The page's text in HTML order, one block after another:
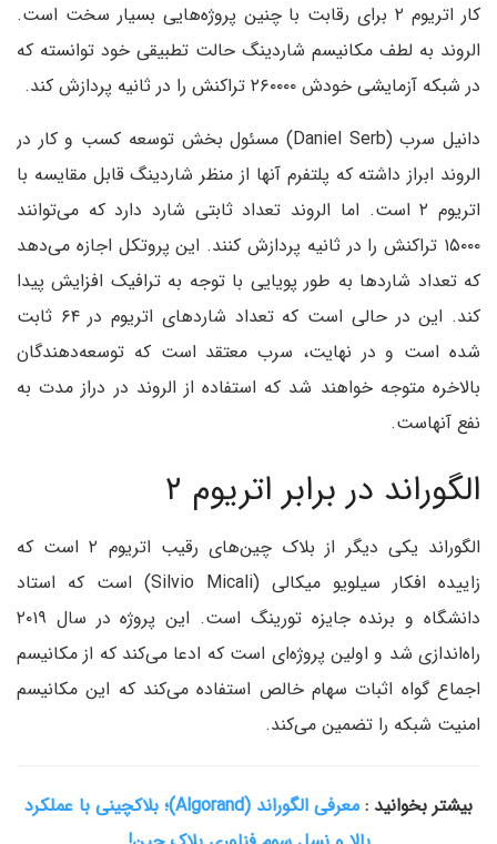
کار اتریوم ۲ برای رقابت با چنین پروژه‌هایی بسیار سخت است.
الروند به لطف مکانیسم شاردینگ حالت تطبیقی خود توانسته که
در شبکه آزمایشی خودش ۲۶۰۰۰۰ تراکنش را در ثانیه پردازش کند.
دانیل سرب (Daniel Serb) مسئول بخش توسعه کسب و کار در
الروند ابراز داشته که پلتفرم آنها از منظر شاردینگ قابل مقایسه با
اتریوم ۲ است. اما الروند تعداد ثابتی شارد دارد که می‌توانند
۱۵۰۰۰ تراکنش را در ثانیه پردازش کنند. این پروتکل اجازه می‌دهد
که تعداد شارد‌ها به طور پویایی با توجه به ترافیک افزایش پیدا
کند. این در حالی است که تعداد شارد‌های اتریوم در ۶۴ ثابت
شده است و در نهایت، سرب معتقد است که توسعه‌دهندگان
بالاخره متوجه خواهند شد که استفاده از الروند در دراز مدت به
نفع آنهاست.
الگوراند در برابر اتریوم ۲
الگوراند یکی دیگر از بلاک چین‌های رقیب اتریوم ۲ است که
زاییده افکار سیلویو میکالی (Silvio Micali) است که استاد
دانشگاه و برنده جایزه تورینگ است. این پروژه در سال ۲۰۱۹
راه‌اندازی شد و اولین پروژه‌ای است که ادعا می‌کند که از مکانیسم
اجماع گواه اثبات سهام خالص استفاده می‌کند که این مکانیسم
امنیت شبکه را تضمین می‌کند.
بیشتر بخوانید :
معرفی الگوراند (Algorand)؛ بلاکچینی با عملکرد